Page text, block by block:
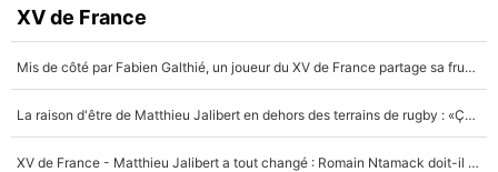
Faris Moumbagna
5%
Un autre joueur
5%
XV de France
Mis de côté par Fabien Galthié, un joueur du XV de France partage sa frustration : «ils ne me l’ont pas dit tout de suite»
La raison d'être de Matthieu Jalibert en dehors des terrains de rugby : «Ça m'atteint autant que si tu touches à un membre de ma famille»
XV de France - Matthieu Jalibert a tout changé : Romain Ntamack doit-il s’inquiéter pour sa place à un an de la Coupe du monde ?